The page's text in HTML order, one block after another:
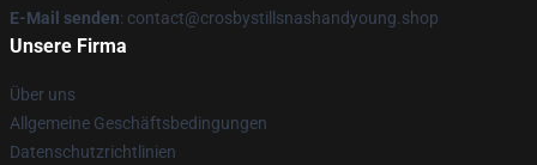
E-Mail senden: contact@crosbystillsnashandyoung.shop
Unsere Firma
Über uns
Allgemeine Geschäftsbedingungen
Datenschutzrichtlinien